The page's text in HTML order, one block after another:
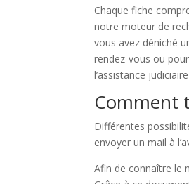
Chaque fiche
notre moteur de
vous avez déniché
rendez-vous ou
l’assistance
Comment
Différentes
envoyer un mail à
Afin de connaître le